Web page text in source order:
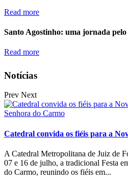
Read more
Santo Agostinho: uma jornada
Read more
Notícias
Prev Next
Catedral convida os fiéis para a
A Catedral Metropolitana de Juiz de
07 e 16 de julho, a tradicional Festa
do Carmo, reunindo os fiéis em...